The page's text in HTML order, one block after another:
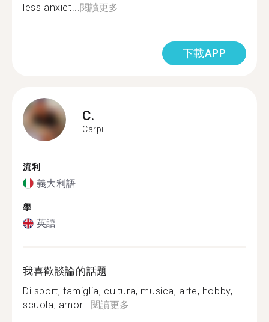
less anxiet...閱讀更多
下載APP
C.
Carpi
流利
義大利語
學
英語
我喜歡談論的話題
Di sport, famiglia, cultura, musica, arte, hobby,
scuola, amor...閱讀更多